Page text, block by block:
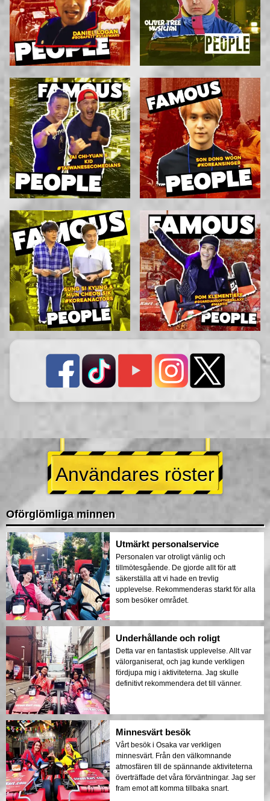
Användares röster
Oförglömliga minnen
Utmärkt personalservice
Personalen var otroligt vänlig och
tillmötesgående. De gjorde allt för att
säkerställa att vi hade en trevlig
upplevelse. Rekommenderas starkt för alla
som besöker området.
Underhållande och roligt
Detta var en fantastisk upplevelse. Allt var
välorganiserat, och jag kunde verkligen
fördjupa mig i aktiviteterna. Jag skulle
definitivt rekommendera det till vänner.
Minnesvärt besök
Vårt besök i Osaka var verkligen
minnesvärt. Från den välkomnande
atmosfären till de spännande aktiviteterna
överträffade det våra förväntningar. Jag ser
fram emot att komma tillbaka snart.